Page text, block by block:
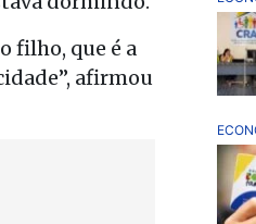
filho, que é a
afirmou